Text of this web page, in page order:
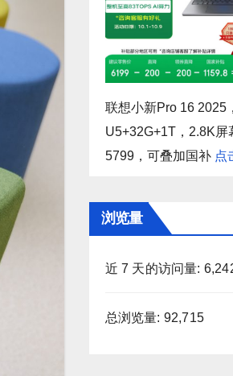
联想小新Pro 16 2025，
U5+32G+1T，2.8K屏
5799，可叠加国补 点
浏览量
近 7 天的访问量:
总浏览量: 92,715